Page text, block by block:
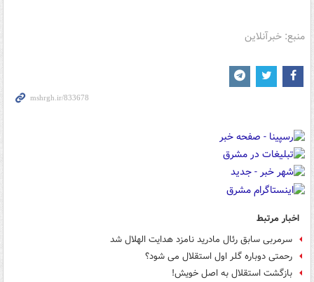
منبع: خبرآنلاین
اخبار مرتبط
سرمربی سابق رئال مادرید نامزد هدایت الهلال شد
رحمتی دوباره گلر اول استقلال می شود؟
بازگشت استقلال به اصل خویش!